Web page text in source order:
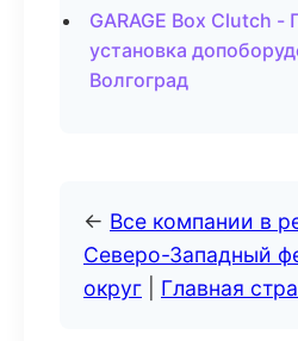
GARAGE Box Clutch
установка
Волгоград
← Все компании в
Северо-Западный
округ
Главная